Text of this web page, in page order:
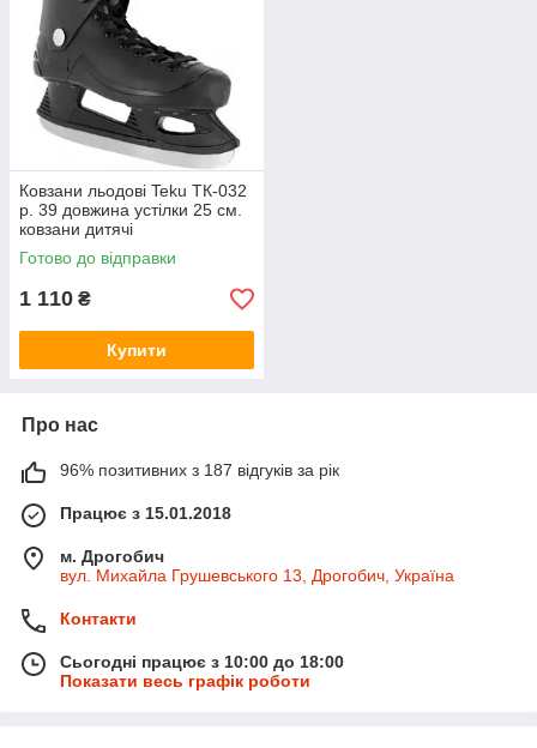
Ковзани льодові Teku ТК-032
р. 39 довжина устілки 25 см.
ковзани дитячі
Готово до відправки
1 110 ₴
Купити
Про нас
96% позитивних з 187 відгуків за рік
Працює з 15.01.2018
м. Дрогобич
вул. Михайла Грушевського 13, Дрогобич, Україна
Контакти
Сьогодні працює з 10:00 до 18:00
Показати весь графік роботи